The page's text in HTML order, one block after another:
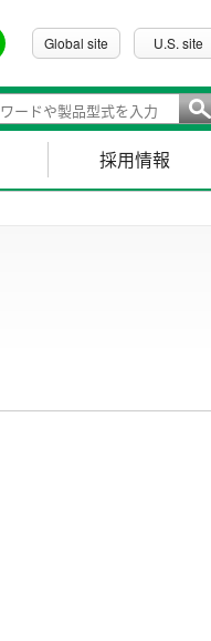
Global site U.S. site
採用情報